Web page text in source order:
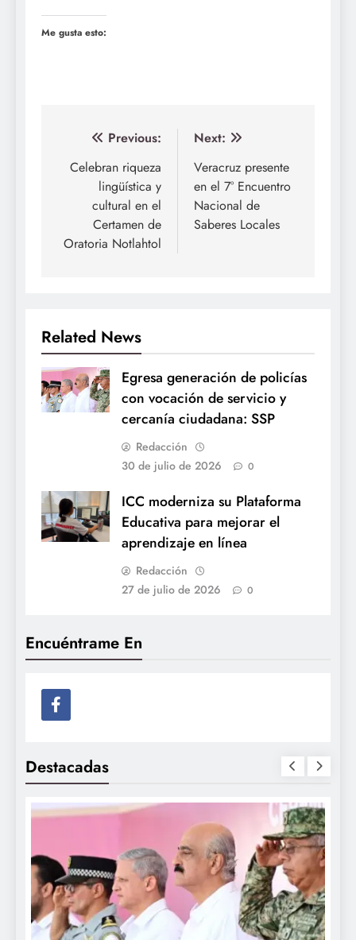
Encuéntrame En
Destacadas
Me gusta esto:
Navegación
de
entradas
Previous:
Celebran riqueza
lingüística y
cultural en el
Certamen de
Oratoria Notlahtol
Next:
Veracruz presente
en el 7° Encuentro
Nacional de
Saberes Locales
Related News
Egresa generación de policías
con vocación de servicio y
cercanía ciudadana: SSP
Redacción
30 de julio de 2026
0
ICC moderniza su Plataforma
Educativa para mejorar el
aprendizaje en línea
Redacción
27 de julio de 2026
0